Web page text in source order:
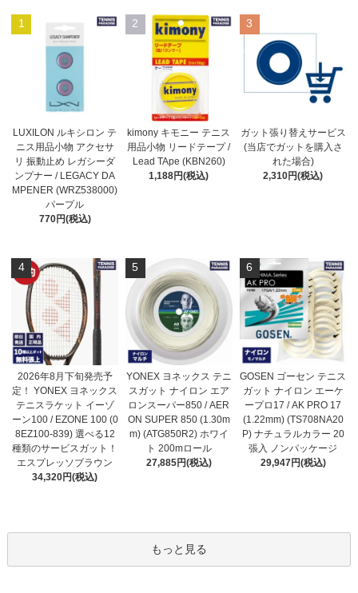
1
LUXILON ルキシロン テ
ニス用品小物 アクセサ
リ 振動止め レガシーダ
ンプナー / LEGACY DA
MPENER (WRZ538000)
パープル
770円(税込)
2
kimony キモニー テニス
用品小物 リードテープ /
Lead TApe (KBN260)
1,188円(税込)
3
ガット張り替えサービス
(当店でガットを購入さ
れた場合)
2,310円(税込)
4
2026年8月下旬発売予
定！ YONEX ヨネックス
テニスラケット イーゾ
ーン100 / EZONE 100 (0
8EZ100-839) 選べる12
種類のサービスガット！
エスプレッソブラウン
34,320円(税込)
5
YONEX ヨネックス テニ
スガット ナイロン エア
ロンスーパー850 / AER
ON SUPER 850 (1.30m
m) (ATG850R2) ホワイ
ト 200mロール
27,885円(税込)
6
GOSEN ゴーセン テニス
ガット ナイロン エーケ
ープロ17 / AK PRO 17
(1.22mm) (TS708NA20
P) ナチュラルカラー 20
張入 ノンパッケージ
29,947円(税込)
もっと見る